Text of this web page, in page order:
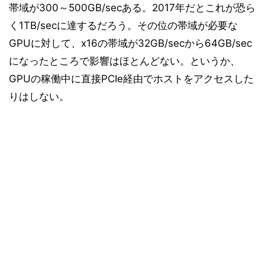
帯域が300～500GB/secある。2017年だとこれが恐ら
く1TB/secに達するだろう。その位の帯域が必要な
GPUに対して、x16の帯域が32GB/secから64GB/sec
になったところで影響はほとんどない。というか、
GPUの稼働中に直接PCIe経由でホストをアクセスした
りはしない。